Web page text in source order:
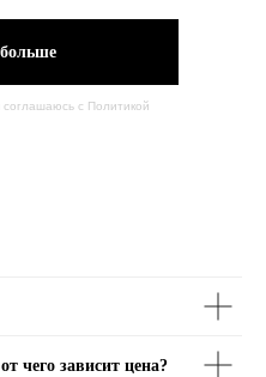
с Политикой
чего зависит цена?